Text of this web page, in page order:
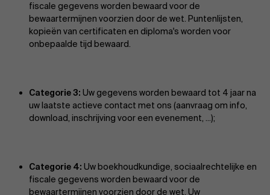
fiscale gegevens worden bewaard voor de
bewaartermijnen voorzien door de wet. Puntenlijsten,
kopieën van certificaten en diploma's worden voor
onbepaalde tijd bewaard.
Categorie 3: Uw gegevens worden bewaard tot 4 jaar na
uw laatste actieve contact met ons (aanvraag om info,
download, inschrijving voor een evenement, ...);
Categorie 4: Uw boekhoudkundige, sociaalrechtelijke en
fiscale gegevens worden bewaard voor de
bewaartermijnen voorzien door de wet. Uw